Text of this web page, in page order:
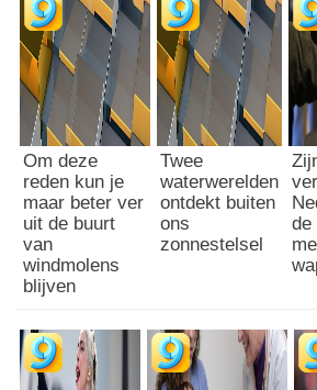
Om deze
reden kun je
maar beter ver
uit de buurt
van
windmolens
blijven
Twee
waterwerelden
ontdekt buiten
ons
zonnestelsel
de